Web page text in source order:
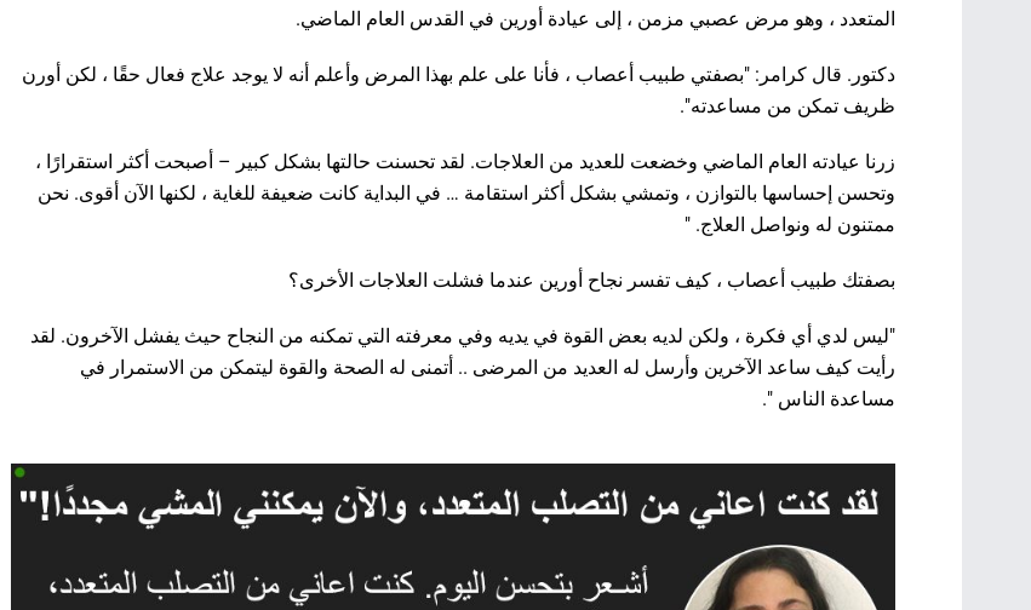
المتعدد ، وهو مرض عصبي مزمن ، إلى عيادة أورين في القدس العام الماضي.
دكتور. قال كرامر: "بصفتي طبيب أعصاب ، فأنا على علم بهذا المرض وأعلم أنه لا يوجد علاج فعال حقًا ، لكن أورن
ظريف تمكن من مساعدته".
زرنا عيادته العام الماضي وخضعت للعديد من العلاجات. لقد تحسنت حالتها بشكل كبير – أصبحت أكثر استقرارًا ،
وتحسن إحساسها بالتوازن ، وتمشي بشكل أكثر استقامة … في البداية كانت ضعيفة للغاية ، لكنها الآن أقوى. نحن
ممتنون له ونواصل العلاج. "
بصفتك طبيب أعصاب ، كيف تفسر نجاح أورين عندما فشلت العلاجات الأخرى؟
"ليس لدي أي فكرة ، ولكن لديه بعض القوة في يديه وفي معرفته التي تمكنه من النجاح حيث يفشل الآخرون. لقد
رأيت كيف ساعد الآخرين وأرسل له العديد من المرضى .. أتمنى له الصحة والقوة ليتمكن من الاستمرار في
مساعدة الناس ".